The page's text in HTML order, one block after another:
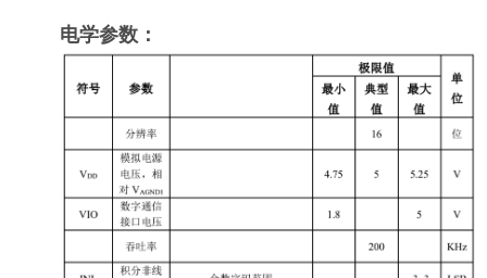
电学参数：